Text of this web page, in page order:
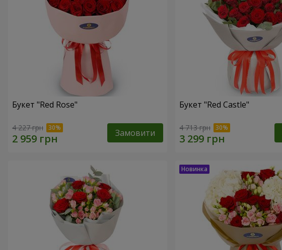
Букет "Red Rose"
4 227 грн Замовити
Букет "Red Castle"
4 713 грн